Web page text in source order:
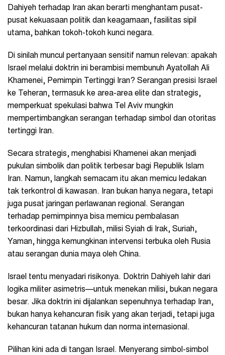
Dahiyeh terhadap Iran akan berarti menghantam pusat-
pusat kekuasaan politik dan keagamaan, fasilitas sipil
utama, bahkan tokoh-tokoh kunci negara.
Di sinilah muncul pertanyaan sensitif namun relevan: apakah
Israel melalui doktrin ini berambisi membunuh Ayatollah Ali
Khamenei, Pemimpin Tertinggi Iran? Serangan presisi Israel
ke Teheran, termasuk ke area-area elite dan strategis,
memperkuat spekulasi bahwa Tel Aviv mungkin
mempertimbangkan serangan terhadap simbol dan otoritas
tertinggi Iran.
Secara strategis, menghabisi Khamenei akan menjadi
pukulan simbolik dan politik terbesar bagi Republik Islam
Iran. Namun, langkah semacam itu akan memicu ledakan
tak terkontrol di kawasan. Iran bukan hanya negara, tetapi
juga pusat jaringan perlawanan regional. Serangan
terhadap pemimpinnya bisa memicu pembalasan
terkoordinasi dari Hizbullah, milisi Syiah di Irak, Suriah,
Yaman, hingga kemungkinan intervensi terbuka oleh Rusia
atau serangan dunia maya oleh China.
Israel tentu menyadari risikonya. Doktrin Dahiyeh lahir dari
logika militer asimetris—untuk menekan milisi, bukan negara
besar. Jika doktrin ini dijalankan sepenuhnya terhadap Iran,
bukan hanya kehancuran fisik yang akan terjadi, tetapi juga
kehancuran tatanan hukum dan norma internasional.
Pilihan kini ada di tangan Israel. Menyerang simbol-simbol